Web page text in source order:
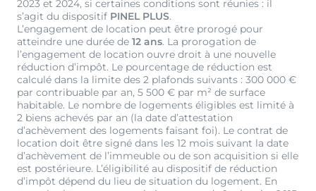
2023 et 2024, si certaines conditions sont réunies : il
s’agit du dispositif PINEL PLUS.
L’engagement de location peut être prorogé pour
atteindre une durée de 12 ans. La prorogation de
l’engagement de location ouvre droit à une nouvelle
réduction d’impôt. Le pourcentage de réduction est
calculé dans la limite des 2 plafonds suivants : 300 000 €
par contribuable par an, 5 500 € par m² de surface
habitable. Le nombre de logements éligibles est limité à
2 biens achevés par an (la date d’attestation
d’achèvement des logements faisant foi). Le contrat de
location doit être signé dans les 12 mois suivant la date
d’achèvement de l’immeuble ou de son acquisition si elle
est postérieure. L’éligibilité au dispositif de réduction
d’impôt dépend du lieu de situation du logement. En